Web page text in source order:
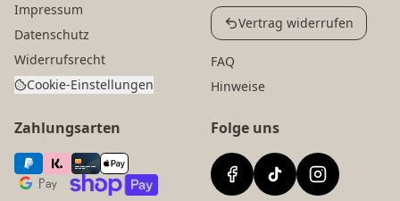
Impressum
Datenschutz
Widerrufsrecht
Cookie-Einstellungen
Vertrag widerrufen
FAQ
Hinweise
Zahlungsarten Folge uns